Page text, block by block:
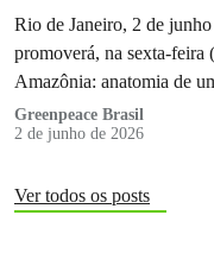
Rio de Janeiro, 2 de
promoverá, na sexta-feira
Amazônia: anatomia de
Greenpeace Brasil
2 de junho de 2026
Ver todos os posts